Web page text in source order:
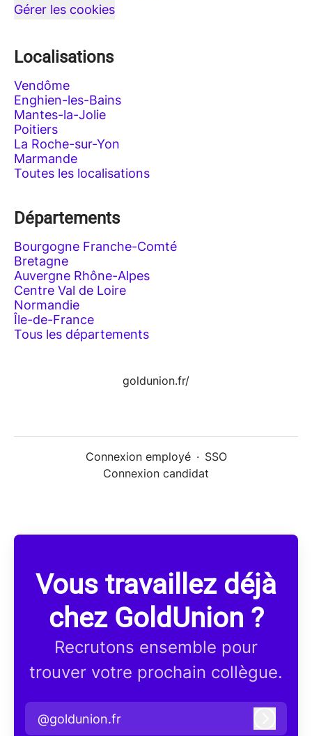
Gérer les cookies
Localisations
Vendôme
Enghien-les-Bains
Mantes-la-Jolie
Poitiers
La Roche-sur-Yon
Marmande
Toutes les localisations
Départements
Bourgogne Franche-Comté
Bretagne
Auvergne Rhône-Alpes
Centre Val de Loire
Normandie
Île-de-France
Tous les départements
goldunion.fr/
Connexion employé · SSO
Connexion candidat
Vous travaillez déjà
chez GoldUnion ?
Recrutons ensemble pour
trouver votre prochain collègue.
@goldunion.fr